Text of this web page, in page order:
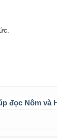
đọc Nôm và